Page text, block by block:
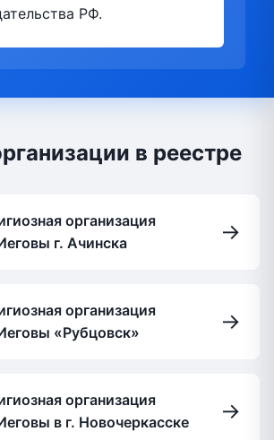
РФ.
в реестре
организация
г. Ачинска
→
организация
«Рубцовск»
→
организация
в г. Новочеркасске
→